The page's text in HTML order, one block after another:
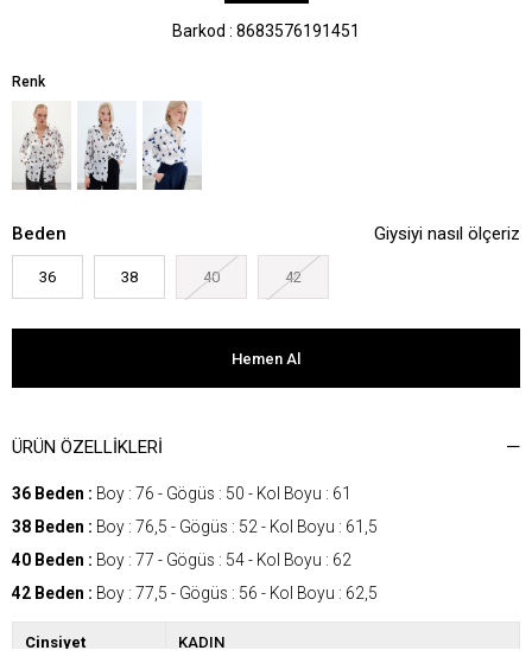
Barkod : 8683576191451
Renk
Beden Giysiyi nasıl ölçeriz
36 38 40 42
ÜRÜN ÖZELLIKLERI
36 Beden : Boy : 76 - Gögüs : 50 - Kol Boyu : 61
38 Beden : Boy : 76,5 - Gögüs : 52 - Kol Boyu : 61,5
40 Beden : Boy : 77 - Gögüs : 54 - Kol Boyu : 62
42 Beden : Boy : 77,5 - Gögüs : 56 - Kol Boyu : 62,5
Cinsiyet KADIN